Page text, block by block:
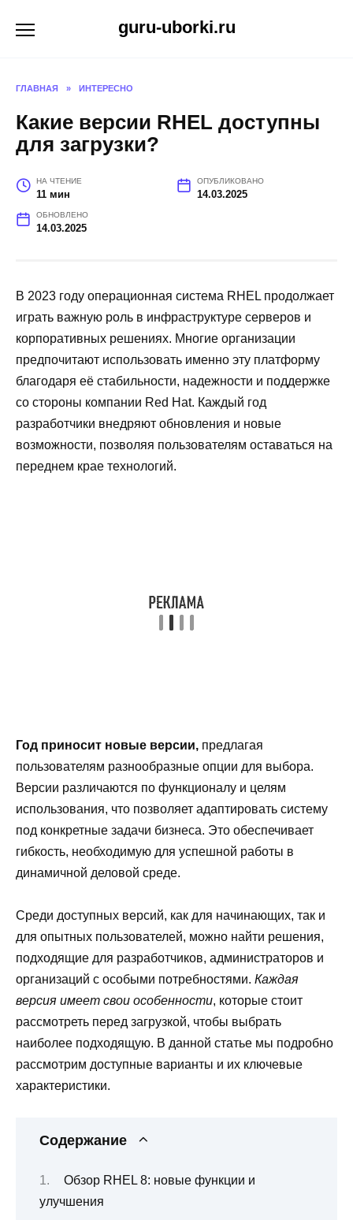
guru-uborki.ru
ГЛАВНАЯ » ИНТЕРЕСНО
Какие версии RHEL доступны
для загрузки?
НА ЧТЕНИЕ
11 мин
ОПУБЛИКОВАНО
14.03.2025
ОБНОВЛЕНО
14.03.2025
В 2023 году операционная система RHEL продолжает
играть важную роль в инфраструктуре серверов и
корпоративных решениях. Многие организации
предпочитают использовать именно эту платформу
благодаря её стабильности, надежности и поддержке
со стороны компании Red Hat. Каждый год
разработчики внедряют обновления и новые
возможности, позволяя пользователям оставаться на
переднем крае технологий.
Год приносит новые версии, предлагая
пользователям разнообразные опции для выбора.
Версии различаются по функционалу и целям
использования, что позволяет адаптировать систему
под конкретные задачи бизнеса. Это обеспечивает
гибкость, необходимую для успешной работы в
динамичной деловой среде.
Среди доступных версий, как для начинающих, так и
для опытных пользователей, можно найти решения,
подходящие для разработчиков, администраторов и
организаций с особыми потребностями. Каждая
версия имеет свои особенности, которые стоит
рассмотреть перед загрузкой, чтобы выбрать
наиболее подходящую. В данной статье мы подробно
рассмотрим доступные варианты и их ключевые
характеристики.
Содержание
Обзор RHEL 8: новые функции и
улучшения